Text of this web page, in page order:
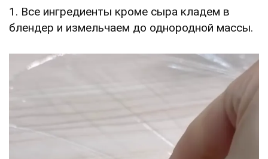
1. Все ингредиенты кроме сыра кладем в
блендер и измельчаем до однородной массы.